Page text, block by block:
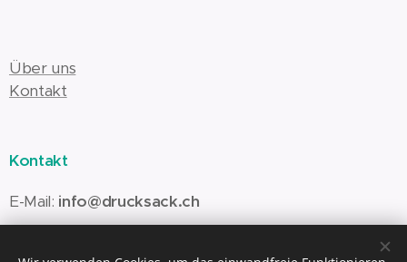
Über uns
Kontakt
Kontakt
E-Mail: info@drucksack.ch